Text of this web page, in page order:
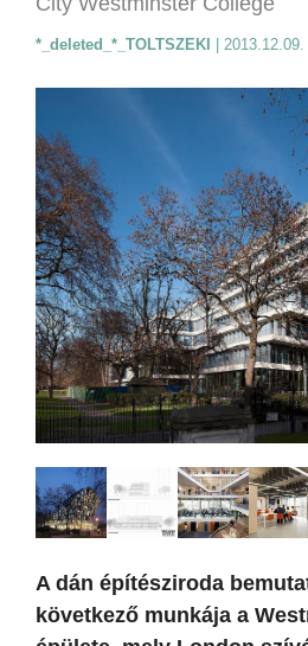
*_deleted_*_TOLTSZEKI
A dán építésziroda
következő munkája a